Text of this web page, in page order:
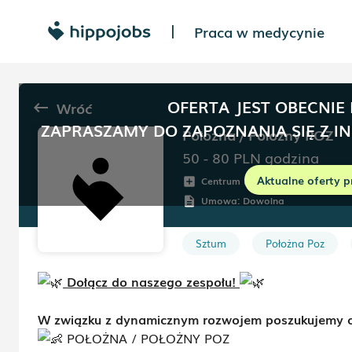
| Praca w medycynie
OFERTA JEST
ZAPRASZAMY DO ZAPOZNANIA SIĘ Z
Aktualne oferty
keyboard_backspace Wróć
Położna / Położny POZ
50 - 80 PLN godzina
add_box Centrum Medyczne Grupa
description Umowa: Dowolna
Sztum Położna Poz
Dołącz do naszego zespołu!
W związku z dynamicznym rozwojem poszukujemy
POŁOŻNA / POŁOŻNY POZ